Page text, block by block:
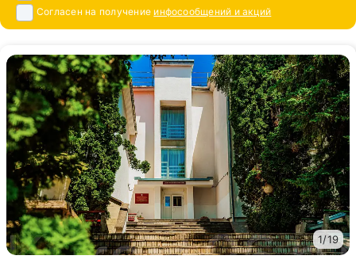
Согласен на получение инфосообщений и акций
1/19